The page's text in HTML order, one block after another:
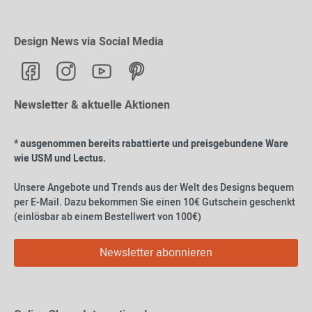
Design News via Social Media
Newsletter & aktuelle Aktionen
* ausgenommen bereits rabattierte und preisgebundene Ware
wie USM und Lectus.
Unsere Angebote und Trends aus der Welt des Designs bequem
per E-Mail. Dazu bekommen Sie einen 10€ Gutschein geschenkt
(einlösbar ab einem Bestellwert von 100€)
Newsletter abonnieren